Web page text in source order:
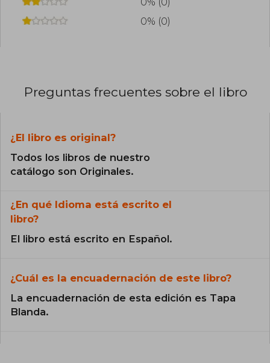
0% (0)
Preguntas frecuentes sobre el libro
¿El libro es original?
Todos los libros de nuestro
catálogo son Originales.
¿En qué Idioma está escrito el
libro?
El libro está escrito en Español.
¿Cuál es la encuadernación de este libro?
La encuadernación de esta edición es Tapa
Blanda.